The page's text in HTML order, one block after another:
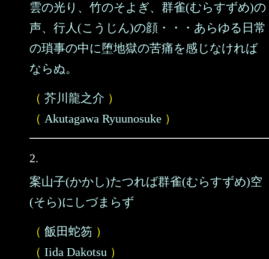
雲の光り、竹のそよぎ、群雀(むらすずめ)の
声、行人(こうじん)の顔・・・あらゆる日常
の瑣事の中に堕地獄の苦痛を感じなければ
ならぬ。
（ 芥川龍之介 ）
（ Akutagawa Ryuunosuke ）
2.
案山子(かかし)たつれば群雀(むらすずめ)空
(そら)にしづまらず
（ 飯田蛇笏 ）
（ Iida Dakotsu ）